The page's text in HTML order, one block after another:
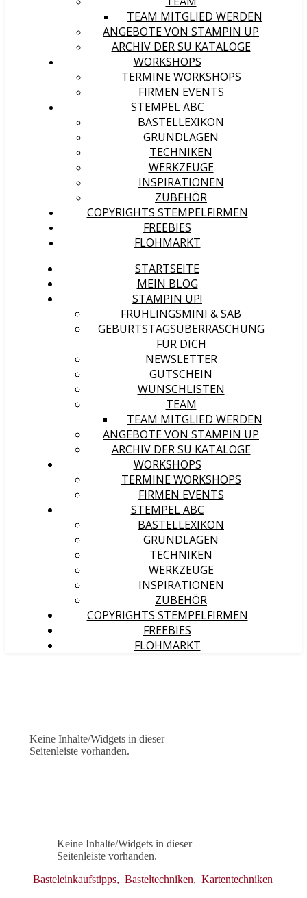
TEAM MITGLIED WERDEN
ANGEBOTE VON STAMPIN UP
ARCHIV DER SU KATALOGE
WORKSHOPS
TERMINE WORKSHOPS
FIRMEN EVENTS
STEMPEL ABC
BASTELLEXIKON
GRUNDLAGEN
TECHNIKEN
WERKZEUGE
INSPIRATIONEN
ZUBEHÖR
COPYRIGHTS STEMPELFIRMEN
FREEBIES
FLOHMARKT
STARTSEITE
MEIN BLOG
STAMPIN UP!
FRÜHLINGSMINI & SAB
GEBURTSTAGSÜBERRASCHUNG
FÜR DICH
NEWSLETTER
GUTSCHEIN
WUNSCHLISTEN
TEAM
TEAM MITGLIED WERDEN
ANGEBOTE VON STAMPIN UP
ARCHIV DER SU KATALOGE
WORKSHOPS
TERMINE WORKSHOPS
FIRMEN EVENTS
STEMPEL ABC
BASTELLEXIKON
GRUNDLAGEN
TECHNIKEN
WERKZEUGE
INSPIRATIONEN
ZUBEHÖR
COPYRIGHTS STEMPELFIRMEN
FREEBIES
FLOHMARKT
Keine Inhalte/Widgets in dieser
Seitenleiste vorhanden.
Keine Inhalte/Widgets in dieser
Seitenleiste vorhanden.
Basteleinkaufstipps, Basteltechniken, Kartentechniken